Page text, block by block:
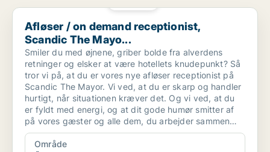
Afløser / on demand receptionist, Scandic The Mayo...
Afløser / on demand receptionist,
Scandic The Mayo...
Smiler du med øjnene, griber bolde fra alverdens
retninger og elsker at være hotellets knudepunkt? Så
tror vi på, at du er vores nye afløser receptionist på
Scandic The Mayor. Vi ved, at du er skarp og handler
hurtigt, når situationen kræver det. Og vi ved, at du
er fyldt med energi, og at dit gode humør smitter af
på vores gæster og alle dem, du arbejder sammen
med.
Område